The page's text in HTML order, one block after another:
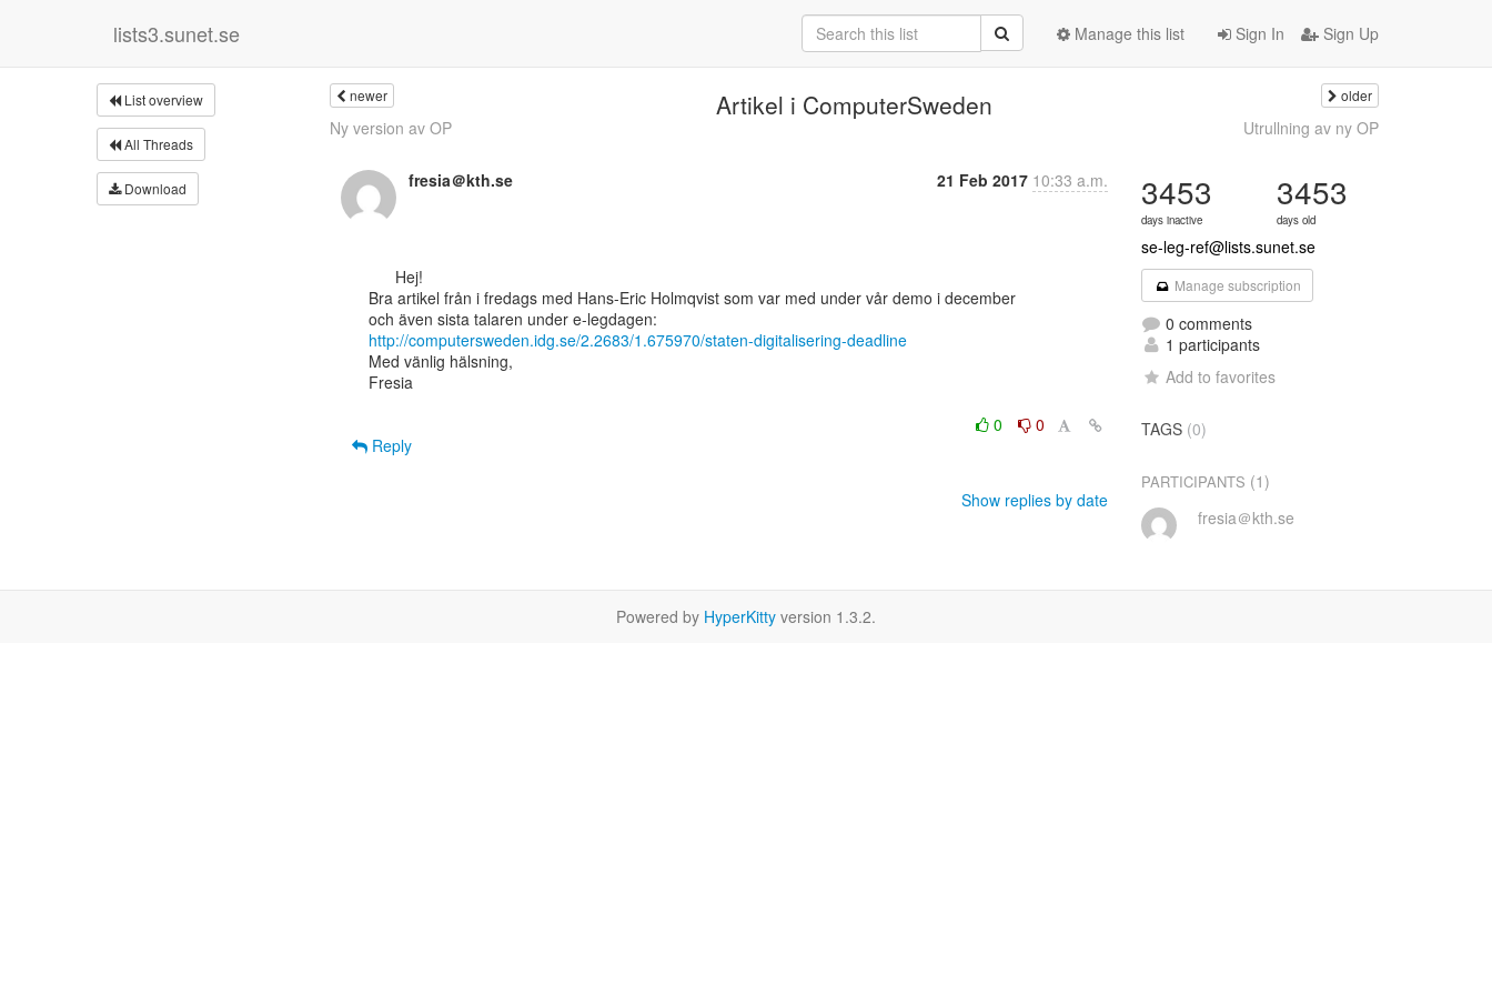
lists3.sunet.se Sign In Sign Up
Manage this list
List overview
All Threads
Download
newer Artikel i ComputerSweden older
Ny version av OP Utrullning av ny OP
fresia＠kth.se 21 Feb 2017 10:33 a.m.
Bra artikel från i fredags med Hans-Eric Holmqvist som var med under vår demo i december
http://computersweden.idg.se/2.2683/1.675970/staten-digitalisering-deadline
Med vänlig hälsning,
Fresia
0
0
Reply
Show replies by date
3453
days inactive
3453
days old
se-leg-ref@lists.sunet.se
Manage subscription
0 comments
1 participants
Add to favorites
TAGS (0)
PARTICIPANTS (1)
fresia＠kth.se
Powered by HyperKitty version 1.3.2.